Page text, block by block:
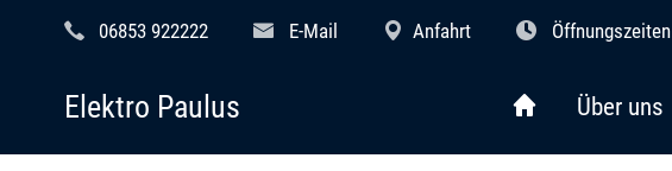
06853 922222 E-Mail Anfahrt Öffnungszeiten
Über uns
Elektro Paulus